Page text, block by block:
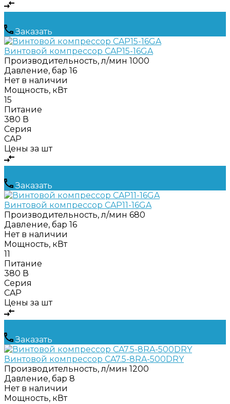
Заказать
Винтовой компрессор CAP15-16GA
Производительность, л/мин 1000
Давление, бар 16
Нет в наличии
Мощность, кВт
15
Питание
380 В
Серия
CAP
Цены за шт
Заказать
Винтовой компрессор CAP11-16GA
Производительность, л/мин 680
Давление, бар 16
Нет в наличии
Мощность, кВт
11
Питание
380 В
Серия
CAP
Цены за шт
Заказать
Винтовой компрессор CA7.5-8RA-500DRY
Производительность, л/мин 1200
Давление, бар 8
Нет в наличии
Мощность, кВт